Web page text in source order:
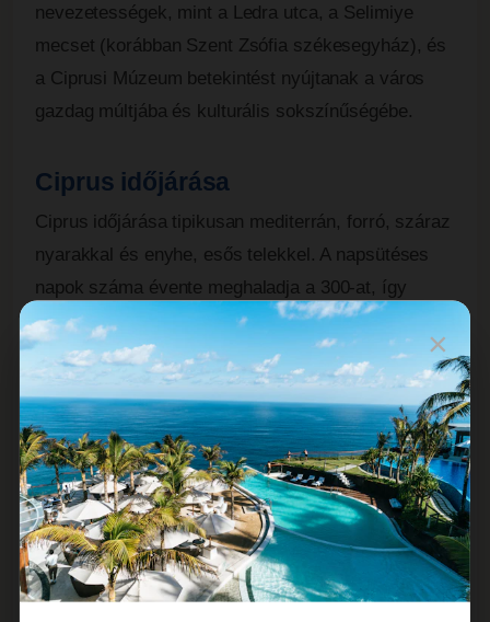
nevezetességek, mint a Ledra utca, a Selimiye
mecset (korábban Szent Zsófia székesegyház), és
a Ciprusi Múzeum betekintést nyújtanak a város
gazdag múltjába és kulturális sokszínűségébe.
Ciprus időjárása
Ciprus időjárása tipikusan mediterrán, forró, száraz
nyarakkal és enyhe, esős telekkel. A napsütéses
napok száma évente meghaladja a 300-at, így
ideális úti cél a napimádók számára. A nyári
hónapokban (június-augusztus) a hőmérséklet
elérheti a 30-40°C-ot, míg a tenger hőmérséklete
kellemesen meleg, 25-28°C körül alakul. Télen
(december-február) az átlaghőmérséklet 15-20°C,
de a Troodos-hegységben akár havazás is
előfordulhat, ami vonzóvá teszi a síelők számára.
Ciprusi nyaralás
×